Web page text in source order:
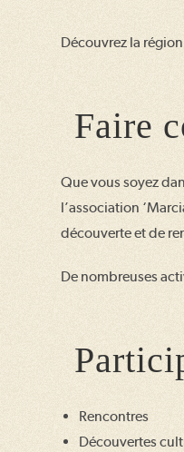
Découvrez la
Faire
Que vous soyez
l’association
découverte et de
De nombreuses
Rencontres
Découvertes